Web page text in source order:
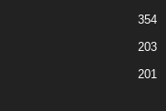
354
203
201